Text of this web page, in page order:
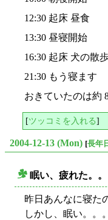
12:30 起床 昼食
13:30 昼寝開始
16:30 起床 犬の散
21:30 もう寝ます
おきていたのは約
[ツッコミを入れる]
2004-12-13 (Mon) [長年
眠い、疲れた。。
昨日あんなに寝た
しかし、眠い。。